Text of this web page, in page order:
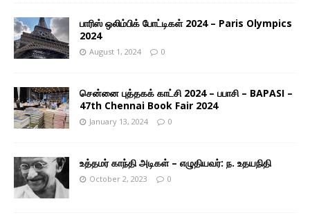
பாரிஸ் ஒலிம்பிக் போட்டிகள் 2024 – Paris Olympics
2024
August 1, 2024 0
சென்னை புத்தகக் காட்சி 2024 – பபாசி – BAPASI –
47th Chennai Book Fair 2024
January 13, 2024 0
உத்தமர் காந்தி அடிகள் – எழுதியவர்: ந. உதயநிதி
October 2, 2023 0